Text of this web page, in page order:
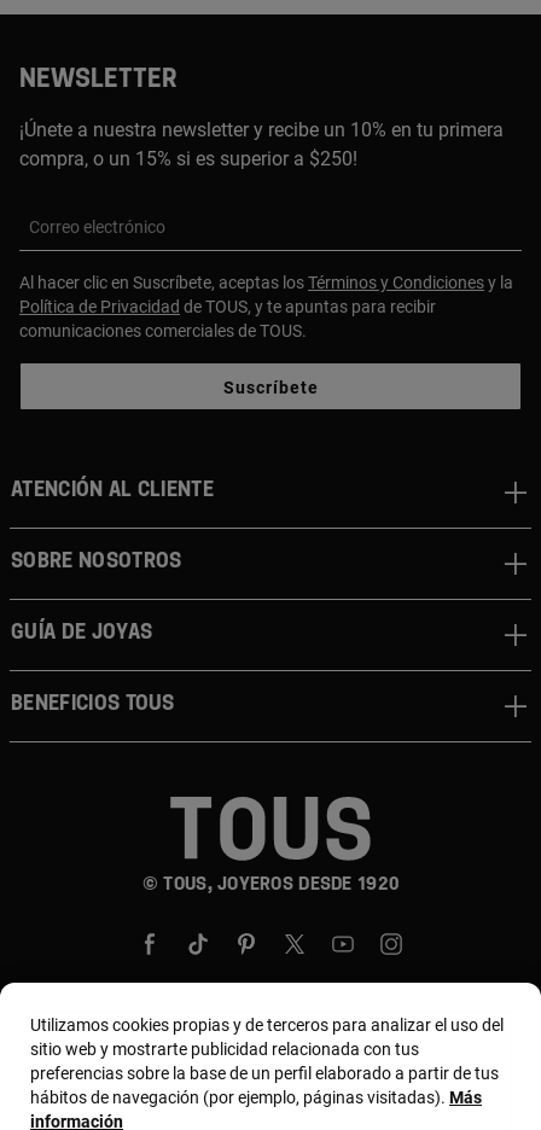
NEWSLETTER
¡Únete a nuestra newsletter y recibe un 10% en tu primera
compra, o un 15% si es superior a $250!
Correo electrónico
Al hacer clic en Suscríbete, aceptas losTérminos y Condicionesy la
Política de Privacidad de TOUS, y te apuntas para recibir
comunicaciones comerciales de TOUS.
Suscríbete
© TOUS, JOYEROS DESDE 1920
ATENCIÓN AL CLIENTE
SOBRE NOSOTROS
GUÍA DE JOYAS
BENEFICIOS TOUS
País y moneda:United States Of America / US
Dollar
Utilizamos cookies propias y de terceros para analizar el uso del
sitio web y mostrarte publicidad relacionada con tus
preferencias sobre la base de un perfil elaborado a partir de tus
hábitos de navegación (por ejemplo, páginas visitadas). Más
información